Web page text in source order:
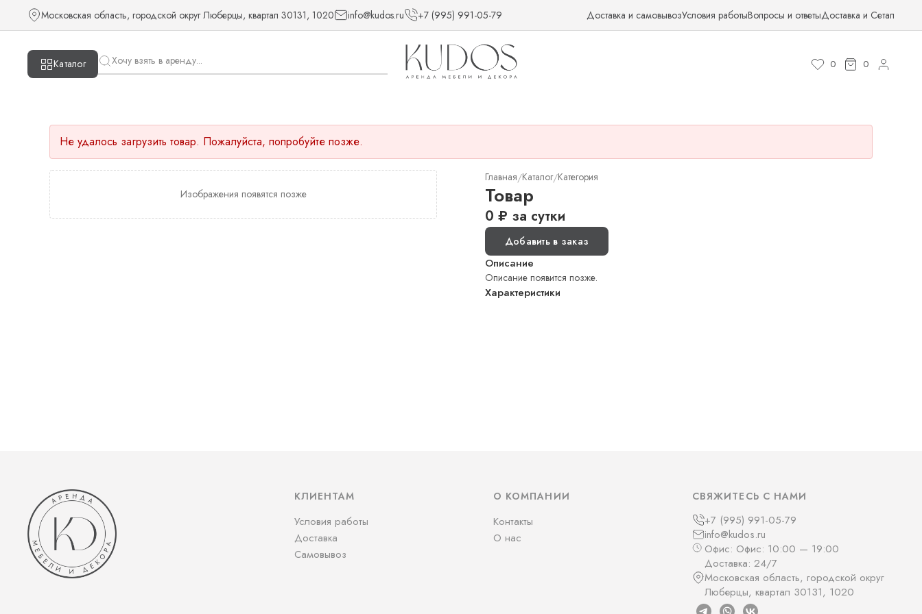
Московская область, городской округ Люберцы, квартал 30131, 1020 info@kudos.ru +7 (995) 991-05-79 Доставка и самовывозУсловия работыВопросы и ответыДоставка и Сетап
Каталог 0 0
Не удалось загрузить товар. Пожалуйста, попробуйте позже.
Изображения появятся позже
Главная/Каталог/Категория
Товар
0 ₽ за сутки
Добавить в заказ
Описание
Описание появится позже.
Характеристики
КЛИЕНТАМ
Условия работы
Доставка
Самовывоз
О КОМПАНИИ
Контакты
О нас
СВЯЖИТЕСЬ С НАМИ
+7 (995) 991-05-79
info@kudos.ru
Офис: Офис: 10:00 — 19:00
Доставка: 24/7
Московская область, городской округ
Люберцы, квартал 30131, 1020